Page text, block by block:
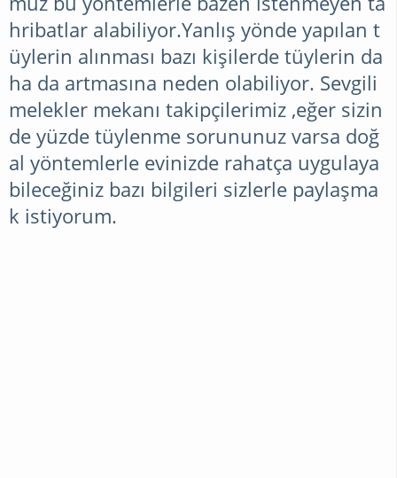
TUNUS
ÖRGÜLERI
DERYA
BAYKAL
hribatlar alabiliyor.Yanlış yönde yapılan t
üylerin alınması bazı kişilerde tüylerin da
ha da artmasına neden olabiliyor. Sevgili
melekler mekanı takipçilerimiz ,eğer sizin
de yüzde tüylenme sorununuz varsa doğ
al yöntemlerle evinizde rahatça uygulaya
bileceğiniz bazı bilgileri sizlerle paylaşma
k istiyorum.